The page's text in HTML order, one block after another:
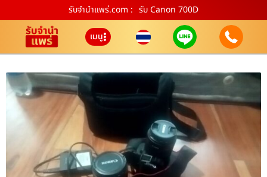
รับจํานําแพร่.com : รับ Canon 700D
เมนู